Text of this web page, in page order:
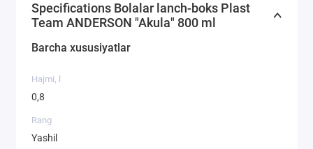
Specifications Bolalar lanch-boks Plast
Team ANDERSON "Akula" 800 ml
Barcha xususiyatlar
Hajmi, l
0,8
Rang
Yashil